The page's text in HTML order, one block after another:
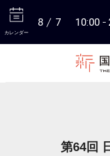
カレンダー
8 7 10:00
第64回